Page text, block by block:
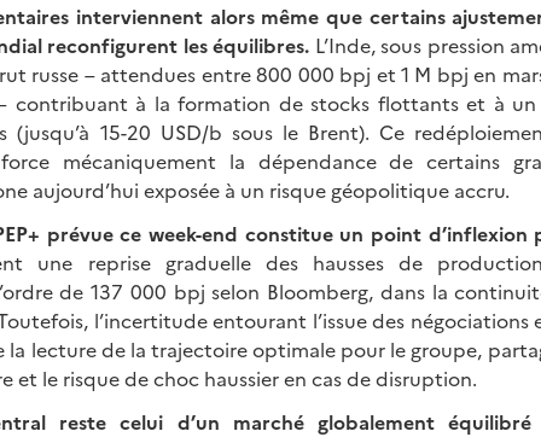
interviennent alors même que certains
reconfigurent les équilibres. L’Inde, sous pression
russe – attendues entre 800 000 bpj et 1 M bpj en
contribuant à la formation de stocks flottants et à un
(jusqu’à 15-20 USD/b sous le Brent). Ce
mécaniquement la dépendance de certains
aujourd’hui exposée à un risque géopolitique accru.
prévue ce week-end constitue un point
une reprise graduelle des hausses de
de 137 000 bpj selon Bloomberg, dans la
l’incertitude entourant l’issue des négociations
la lecture de la trajectoire optimale pour le groupe,
et le risque de choc haussier en cas de disruption.
reste celui d’un marché globalement équilibré